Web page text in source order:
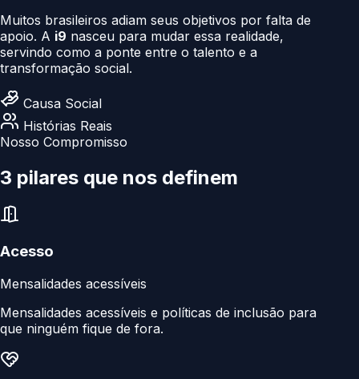
Muitos brasileiros adiam seus objetivos por falta de
apoio. A i9 nasceu para mudar essa realidade,
servindo como a ponte entre o talento e a
transformação social.
Causa Social
Histórias Reais
Nosso Compromisso
3 pilares que nos definem
Acesso
Mensalidades acessíveis
Mensalidades acessíveis e políticas de inclusão para
que ninguém fique de fora.